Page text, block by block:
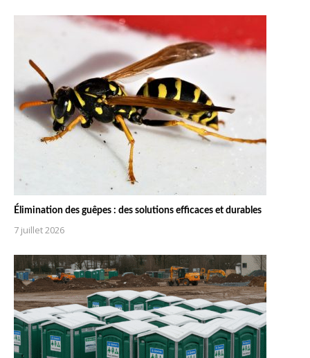
Élimination des guêpes : des solutions efficaces et durables
7 juillet 2026